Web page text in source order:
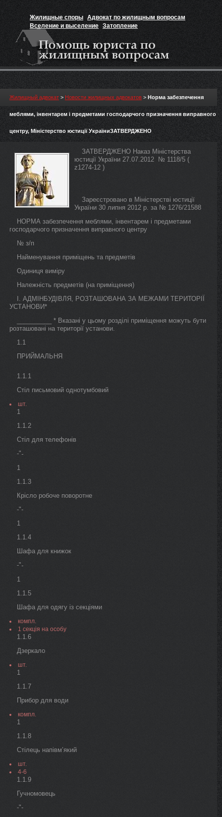
Жилищные споры Адвокат по жилищным вопросам
Вселение и выселение Затопление
Признание прав на жильё
Жилищный адвокат > Новости жилищных адвокатов > Норма забезпечення
меблями, інвентарем і предметами господарчого призначення виправного
центру, Міністерство юстиції УкраїниЗАТВЕРДЖЕНО
ЗАТВЕРДЖЕНО Наказ Міністерства
юстиції України 27.07.2012 № 1118/5 (
z1274-12 )
Зареєстровано в Міністерстві юстиції
України 30 липня 2012 р. за № 1276/21588
НОРМА забезпечення меблями, інвентарем і предметами
господарчого призначення виправного центру
№ з/п
Найменування приміщень та предметів
Одиниця виміру
Належність предметів (на приміщення)
І. АДМІНБУДІВЛЯ, РОЗТАШОВАНА ЗА МЕЖАМИ ТЕРИТОРІЇ
УСТАНОВИ*
__________ * Вказані у цьому розділі приміщення можуть бути
розташовані на території установи.
1.1
ПРИЙМАЛЬНЯ
1.1.1
Стіл письмовий однотумбовий
шт.
1
1.1.2
Стіл для телефонів
-"-
1
1.1.3
Крісло робоче поворотне
-"-
1
1.1.4
Шафа для книжок
-"-
1
1.1.5
Шафа для одягу із секціями
компл.
1 секція на особу
1.1.6
Дзеркало
шт.
1
1.1.7
Прибор для води
компл.
1
1.1.8
Стілець напівм’який
шт.
4-6
1.1.9
Гучномовець
-"-